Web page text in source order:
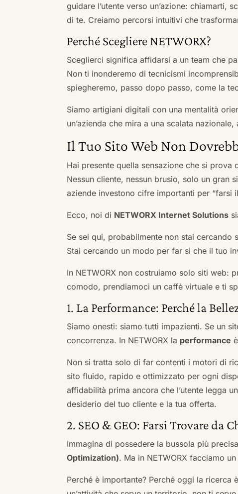
guidare l’utente verso un’azione:
di te. Creiamo percorsi intuitivi che
Perché Scegliere NETWORX?
Sceglierci significa affidarsi a un team che
Non ti inonderemo di tecnicismi
spiegheremo, passo dopo passo, come la
Siamo artigiani digitali con una mentalità
un’azienda che mira a una scalata
Il Tuo Sito Web Non
Hai presente quella sensazione che si
Nessun cliente, nessun brusio, solo un gran
aziende investono cifre importanti per “farsi
Ecco, noi di NETWORX Internet Solutions
Se sei qui, probabilmente non stai cercando
Stai cercando un modo per far sì che il tuo
In NETWORX non costruiamo solo siti web:
comodo, prendiamoci un caffè virtuale e ti
1. La Performance: Perché la
Siamo onesti: siamo tutti impazienti. Se un
concorrenza. In NETWORX la performance
Non si tratta solo di far contenti i motori di
sito fluido, rapido e ottimizzato per ogni
affidabilità prima ancora che l’utente legga
desiderio del tuo cliente e la tua offerta.
2. SEO & GEO: Farsi Trovare da
Immagina di possedere la bussola più
Optimization). Ma in NETWORX facciamo
Perché è importante? Perché oggi la ricerca